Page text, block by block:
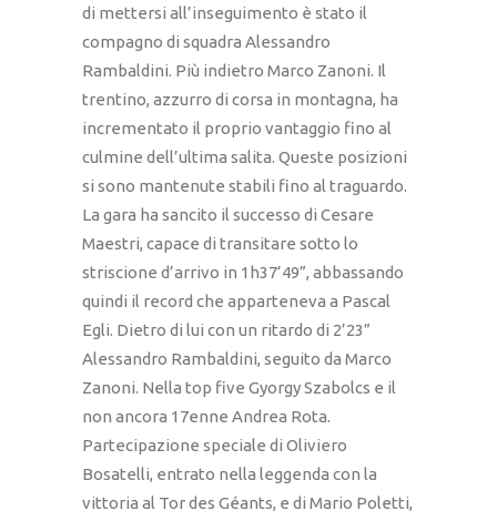
di mettersi all’inseguimento è stato il
compagno di squadra Alessandro
Rambaldini. Più indietro Marco Zanoni. Il
trentino, azzurro di corsa in montagna, ha
incrementato il proprio vantaggio fino al
culmine dell’ultima salita. Queste posizioni
si sono mantenute stabili fino al traguardo.
La gara ha sancito il successo di Cesare
Maestri, capace di transitare sotto lo
striscione d’arrivo in 1h37’49”, abbassando
quindi il record che apparteneva a Pascal
Egli. Dietro di lui con un ritardo di 2’23”
Alessandro Rambaldini, seguito da Marco
Zanoni. Nella top five Gyorgy Szabolcs e il
non ancora 17enne Andrea Rota.
Partecipazione speciale di Oliviero
Bosatelli, entrato nella leggenda con la
vittoria al Tor des Géants, e di Mario Poletti,